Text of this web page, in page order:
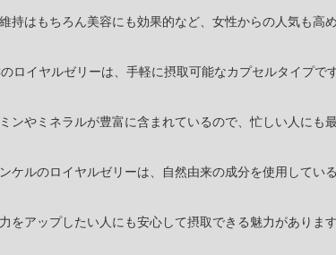
持はもちろん美容にも効果的など、女性からの人気も高め
ロイヤルゼリーは、手軽に摂取可能なカプセルタイプです
ンやミネラルが豊富に含まれているので、忙しい人にも最
ケルのロイヤルゼリーは、自然由来の成分を使用してい
をアップしたい人にも安心して摂取できる魅力がありま